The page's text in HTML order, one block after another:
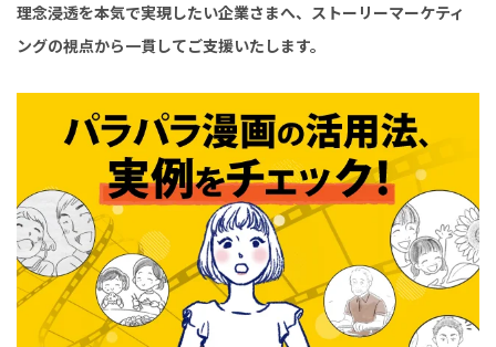
理念浸透を本気で実現したい企業さまへ、ストーリーマーケティ
ングの視点から一貫してご支援いたします。